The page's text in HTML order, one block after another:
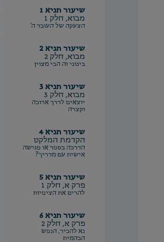
שיעור תניא 1
מבוא, חלק 1
הצעקה של העובד ה'
שיעור תניא 2
מבוא, חלק 2
בינוני זה הכי מצוין
שיעור תניא 3
מבוא, חלק 3
יוצאים לדרך ארוכה
וקצרה
שיעור תניא 4
הקדמת המלקט
הדרכה בספר או פגישה
אישית עם מדריך?
שיעור תניא 5
פרק א, חלק 1
להרים את הציפיות
שיעור תניא 6
פרק א, חלק 2
נא להכיר, הנפש
הבהמית